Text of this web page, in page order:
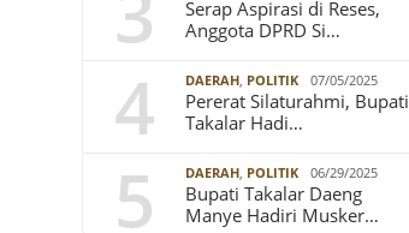
Serap Aspirasi di Reses,
Anggota DPRD Si…
4 DAERAH, POLITIK 07/05/2025
Pererat Silaturahmi, Bupati
Takalar Hadi…
5 DAERAH, POLITIK 06/29/2025
Bupati Takalar Daeng
Manye Hadiri Musker…